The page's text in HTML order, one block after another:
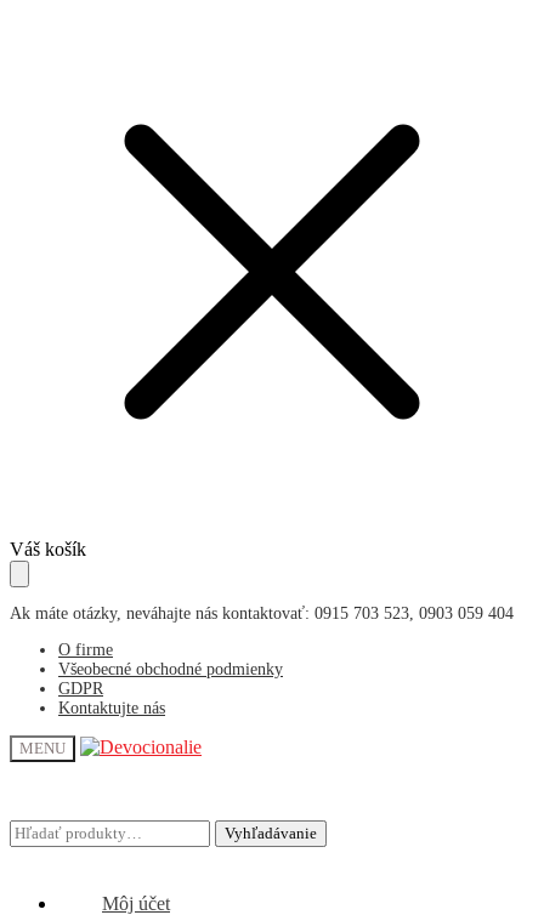
Skip
to
navigation
Skip
to
content
Váš košík
Ak máte otázky, neváhajte nás kontaktovať: 0915 703 523, 0903 059 404
O firme
Všeobecné obchodné podmienky
GDPR
Kontaktujte nás
MENU
Hľadať: Vyhľadávanie
Môj účet
Hľadať: Vyhľadávanie